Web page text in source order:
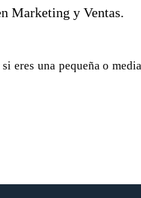
Marketing y Ventas.
una pequeña o